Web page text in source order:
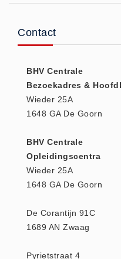
(20)
AED
AED batterijen (12)
AED elektroden (18)
Beademings materialen (6)
BHV Kasten
BHV Kleding
Contact
BHV Centrale
Bezoekadres &
Wieder 25A
1648 GA De Goorn
BHV Centrale
Opleidingscentra
Wieder 25A
1648 GA De Goorn
De Corantijn 91C
1689 AN Zwaag
Pyrietstraat 4